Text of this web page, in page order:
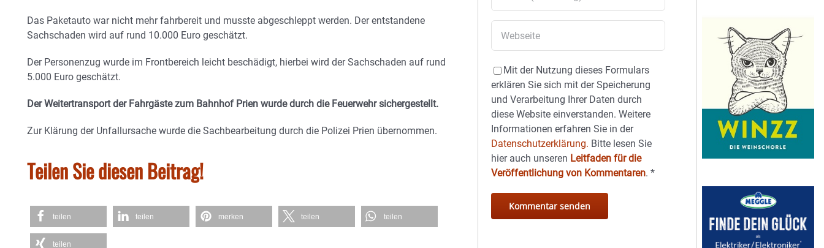
Das Paketauto war nicht mehr fahrbereit und musste abgeschleppt werden. Der entstandene
Sachschaden wird auf rund 10.000 Euro geschätzt.
Der Personenzug wurde im Frontbereich leicht beschädigt, hierbei wird der Sachschaden auf rund
5.000 Euro geschätzt.
Der Weitertransport der Fahrgäste zum Bahnhof Prien wurde durch die Feuerwehr sichergestellt.
Zur Klärung der Unfallursache wurde die Sachbearbeitung durch die Polizei Prien übernommen.
Teilen Sie diesen Beitrag!
teilen teilen merken teilen teilen
teilen
Mit der Nutzung dieses Formulars
erklären Sie sich mit der Speicherung
und Verarbeitung Ihrer Daten durch
diese Website einverstanden. Weitere
Informationen erfahren Sie in der
Datenschutzerklärung. Bitte lesen Sie
hier auch unseren Leitfaden für die
Veröffentlichung von Kommentaren.*